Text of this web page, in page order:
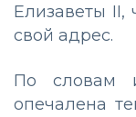
Елизаветы II,
свой адрес.
По словам
опечалена